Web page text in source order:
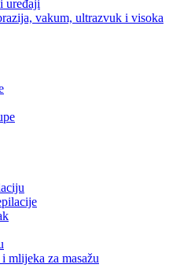
uređaji
vakum, ultrazvuk i visoka
mlijeka za masažu